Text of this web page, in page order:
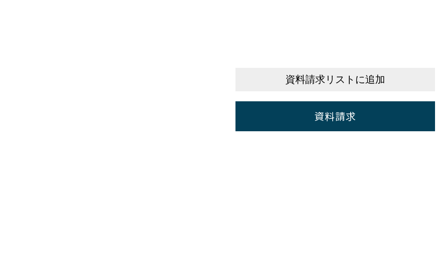
資料請求リストに追加
資料請求